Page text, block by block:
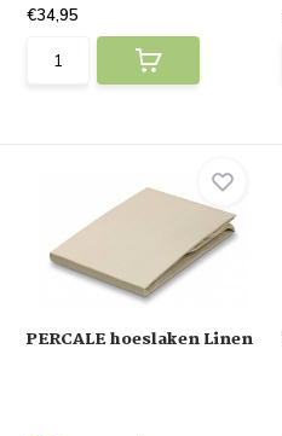
€34,95
PERCALE hoeslaken Linen